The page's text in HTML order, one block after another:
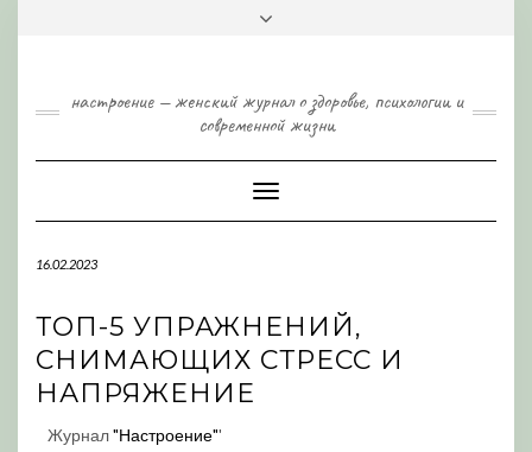
настроение — женский журнал о здоровье, психологии и
современной жизни
Toggle
Navigation
16.02.2023
ТОП-5 УПРАЖНЕНИЙ,
СНИМАЮЩИХ СТРЕСС И
НАПРЯЖЕНИЕ
Журнал"Настроение"'